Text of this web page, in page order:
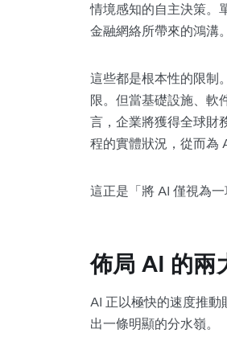
情境感知的自主決策。
金融網絡所帶來的鴻溝。
這些都是根本性的限制
限。但當基礎設施、
言，企業將獲得全球財
程的實體狀況，從而為
這正是「將 AI 僅視為
佈局 AI 的兩
AI 正以極快的速度推
出一條明顯的分水嶺。